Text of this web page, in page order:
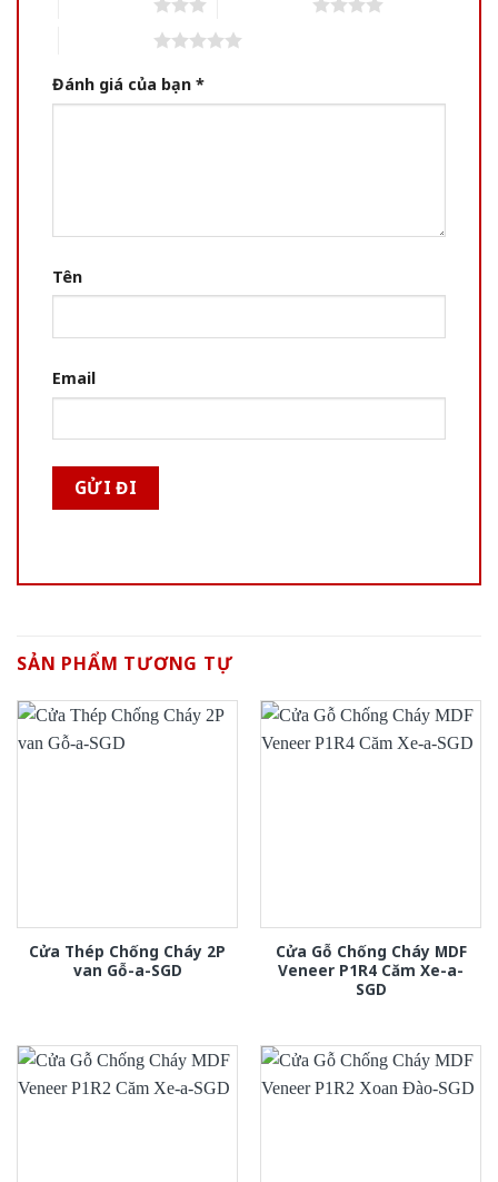
Đánh giá của bạn *
Tên
Email
SẢN PHẨM TƯƠNG TỰ
Cửa Thép Chống Cháy 2P
van Gỗ-a-SGD
Cửa Gỗ Chống Cháy MDF
Veneer P1R4 Căm Xe-a-
SGD